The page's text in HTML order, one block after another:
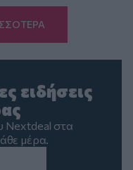
ειδήσεις
Nextdeal στα
μέρα.